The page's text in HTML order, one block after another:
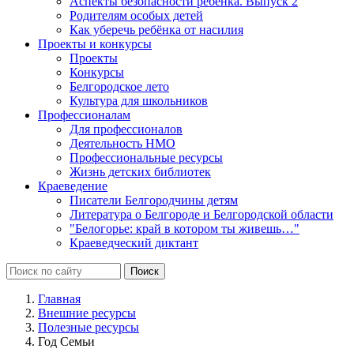
Родителям особых детей
Как уберечь ребёнка от насилия
Проекты и конкурсы
Проекты
Конкурсы
Белгородское лето
Культура для школьников
Профессионалам
Для профессионалов
Деятельность НМО
Профессиональные ресурсы
Жизнь детских библиотек
Краеведение
Писатели Белгородчины детям
Литература о Белгороде и Белгородской области
"Белогорье: край в котором ты живешь…"
Краеведческий диктант
Главная
Внешние ресурсы
Полезные ресурсы
Год Семьи